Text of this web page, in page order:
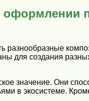
разнообразные
для создания
значение. Они
в экосистеме.